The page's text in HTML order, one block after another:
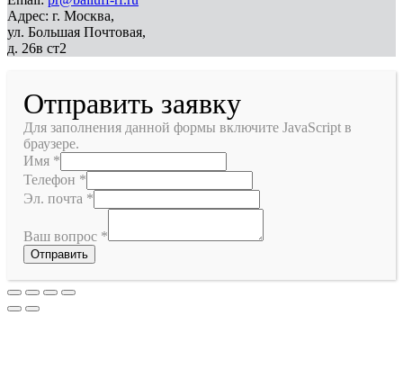
Адрес: г. Москва,
ул. Большая Почтовая,
д. 26в ст2
Отправить заявку
Для заполнения данной формы включите JavaScript в
браузере.
Имя *
Телефон *
Эл. почта *
Ваш вопрос *
Отправить